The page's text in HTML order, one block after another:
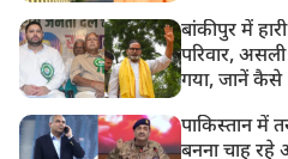
बांकीपुर में
परिवार,
गया, जानें कैसे
पाकिस्तान में
बनना चाह